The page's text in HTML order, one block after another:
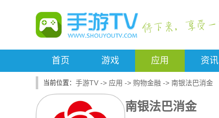
首页 游戏 应用 资讯
手游TV -> 应用 -> 购物金融 -> 南银法巴消金
南银法巴消金